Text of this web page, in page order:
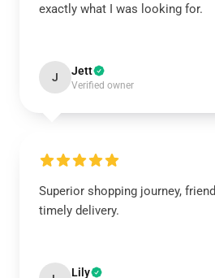
exactly what I was looking for.
J Jett
Verified owner
Superior shopping journey,
timely delivery.
Lily